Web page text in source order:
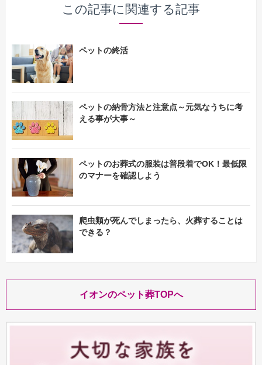
この記事に関連する記事
ペットの終活
ペットの納骨方法と注意点～元気なうちに考
える事が大事～
ペットのお葬式の服装は普段着でOK！最低限
のマナーを確認しよう
爬虫類が死んでしまったら、火葬することは
できる？
イオンのペット葬TOPへ